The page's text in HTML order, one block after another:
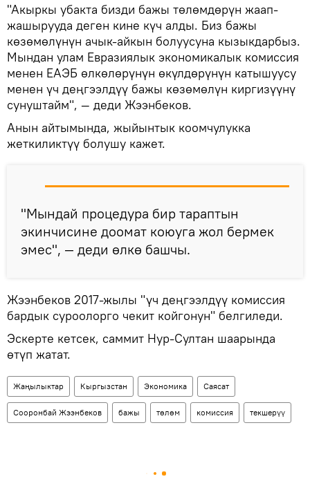
"Акыркы убакта бизди бажы төлөмдөрүн жаап-
жашырууда деген кине күч алды. Биз бажы
көзөмөлүнүн ачык-айкын болуусуна кызыкдарбыз.
Мындан улам Евразиялык экономикалык комиссия
менен ЕАЭБ өлкөлөрүнүн өкүлдөрүнүн катышуусу
менен үч деңгээлдүү бажы көзөмөлүн киргизүүнү
сунуштайм", — деди Жээнбеков.
Анын айтымында, жыйынтык коомчулукка
жеткиликтүү болушу кажет.
"Мындай процедура бир тараптын
экинчисине доомат коюуга жол бермек
эмес", — деди өлкө башчы.
Жээнбеков 2017-жылы "үч деңгээлдүү комиссия
бардык суроолорго чекит койгонун" белгиледи.
Эскерте кетсек, саммит Нур-Султан шаарында
өтүп жатат.
Жаңылыктар Кыргызстан Экономика Саясат
Сооронбай Жээнбеков бажы төлөм комиссия текшерүү